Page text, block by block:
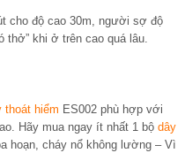
cho độ cao 30m, người sợ độ
thở” khi ở trên cao quá lâu.
thoát hiểm ES002 phù hợp với
Hãy mua ngay ít nhất 1 bộ dây
hoạn, cháy nổ không lường – Vì